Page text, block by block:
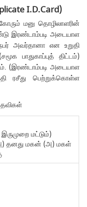
I.D.Card)
மனு தொழிலாளரின்
இரண்டாம்படி அடையாள
அவர்தானா என உறுதி
பாதுகாப்புத் திட்டம்)
(இரண்டாம்படி அடையாள
ரசீது பெற்றுக்கொள்ள
இருமுறை மட்டும்)
தனது மகன் (அ) மகள்